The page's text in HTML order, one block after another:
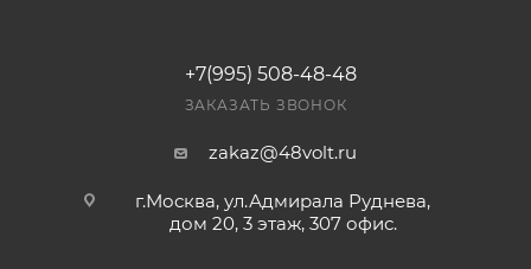
+7(995) 508-48-48
ЗАКАЗАТЬ ЗВОНОК
zakaz@48volt.ru
г.Москва, ул.Адмирала Руднева,
дом 20, 3 этаж, 307 офис.